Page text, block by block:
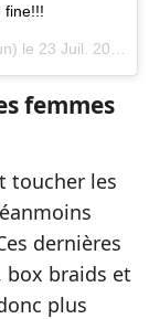
fine!!!
le 23 Juil. 2015 7h17 PDT
femmes
toucher les
dernières
box braids et
plus